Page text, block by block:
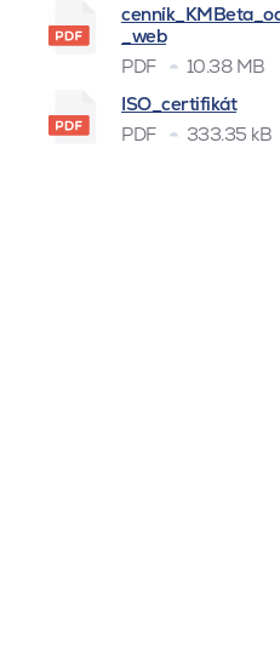
_web
PDF
10.38 MB
ISO_certifikát
PDF
333.35 kB